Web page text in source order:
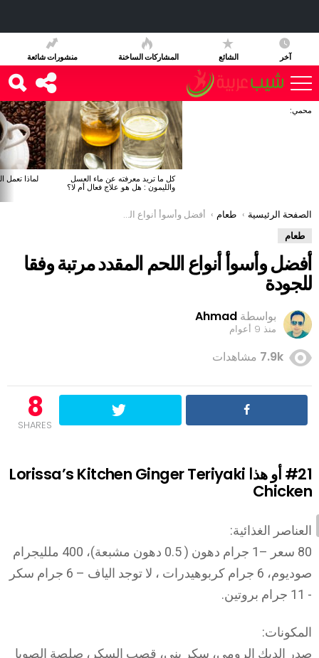
آخر الشائع المشاركات الساخنة منشورات شائعة
آخر
محمي:
كل ما تريد معرفته عن ماء العسل
والليمون : هل هو علاج فعال أم لا؟
لماذا تعمل
You are here:
الصفحة الرئيسية طعام
أفضل وأسوأ أنواع اللحم المقدد مرتبة وفقا للجودة
طعام
أفضل وأسوأ أنواع اللحم المقدد مرتبة وفقا
للجودة
بواسطة Ahmad
منذ 9 أعوام
7.9k مشاهدات
8
SHARES
#21
أو هذا Lorissa’s Kitchen Ginger Teriyaki
Chicken
العناصر الغذائية:
80 سعر –1 جرام دهون ( 0.5 دهون مشبعة)، 400 ملليجرام
صوديوم، 6 جرام كربوهيدرات ، لا توجد الياف – 6 جرام سكر
- 11 جرام بروتين.
المكونات:
صدر الديك الرومى، سكر بنى، قصب السكر، صلصة الصويا